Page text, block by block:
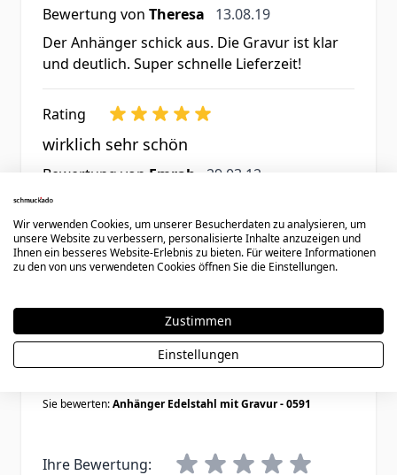
Bewertung von Theresa 13. August 2019
13.08.19
Der Anhänger schick aus. Die Gravur ist klar
und deutlich. Super schnelle Lieferzeit!
Rating
wirklich sehr schön
Bewertung von Emrah 29. März 2012
29.03.12
sieht wirklich sehr schön aus!!!!
Schreiben Sie eine Bewertung
Sie bewerten: Anhänger Edelstahl mit Gravur - 0591
Ihre Bewertung:
Wir verwenden Cookies, um unserer Besucherdaten zu analysieren, um
unsere Website zu verbessern, personalisierte Inhalte anzuzeigen und
Ihnen ein besseres Website-Erlebnis zu bieten. Für weitere Informationen
zu den von uns verwendeten Cookies öffnen Sie die Einstellungen.
Zustimmen
Einstellungen